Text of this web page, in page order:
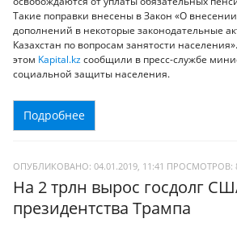
Такие поправки внесены в Закон «О
дополнений в некоторые законодательные
Казахстан по вопросам занятости
этом Kapital.kzсообщили в пресс-службе
социальной защиты населения.
Подробнее
ОПУБЛИКОВАНО: 04.01.2019, 11:41 ПРОСМОТРОВ:
На 2 трлн вырос госдолг
президентства Трампа